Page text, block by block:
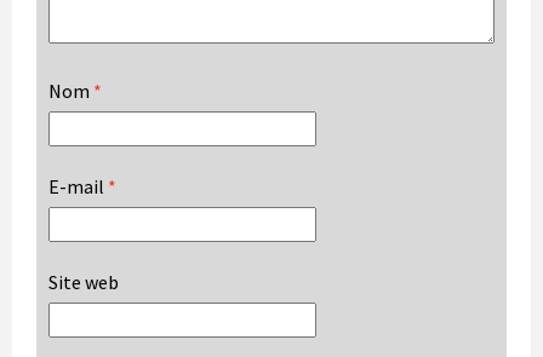
Nom *
E-mail *
Site web